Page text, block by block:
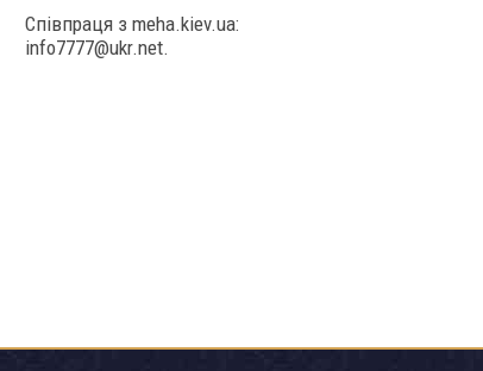
Співпраця з meha.kiev.ua:
info7777@ukr.net.